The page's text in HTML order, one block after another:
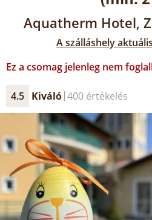
Aquatherm Hotel,
A szálláshely
Ez a csomag jelenleg nem
4.5 Kiváló 400 értékelés